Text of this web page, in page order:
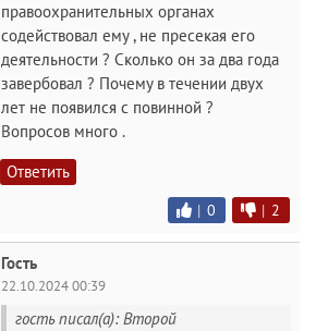
правоохранительных органах
содействовал ему , не пресекая его
деятельности ? Сколько он за два года
завербовал ? Почему в течении двух
лет не появился с повинной ?
Вопросов много .
Ответить
| 0 | 2
Гость
22.10.2024 00:39
гость писал(а): Второй